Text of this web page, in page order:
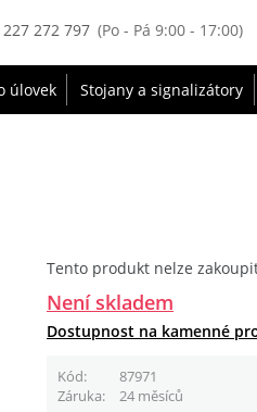
272 797 (Po - Pá 9:00 - 17:00)
úlovek Stojany a signalizátory
Tento produkt nelze
Není skladem
Dostupnost na kamenné
Kód 87971
Záruka
24 měsíců